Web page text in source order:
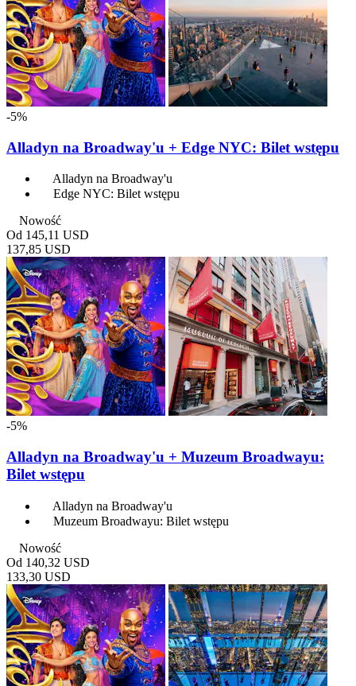
-5%
Alladyn na Broadway'u + Edge NYC: Bilet wstępu
Alladyn na Broadway'u
Edge NYC: Bilet wstępu
Nowość
Od 145,11 USD
137,85 USD
-5%
Alladyn na Broadway'u + Muzeum Broadwayu:
Bilet wstępu
Alladyn na Broadway'u
Muzeum Broadwayu: Bilet wstępu
Nowość
Od 140,32 USD
133,30 USD